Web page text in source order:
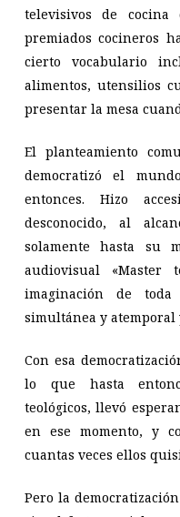
televisivos de
premiados cocineros
cierto vocabulario
alimentos, utensilios
presentar la mesa
El planteamiento
democratizó el
entonces. Hizo
desconocido, al
solamente hasta su
audiovisual
imaginación de
simultánea y atemporal
Con esa
lo que hasta
teológicos, llevó
en ese momento, y
cuantas veces ellos
Pero la